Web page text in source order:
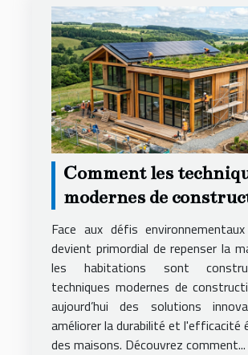
Comment les
modernes de
peuvent augmenter la
durabilité de votre
Face aux défis
devient primordial de repenser la
les habitations sont
techniques modernes de
aujourd’hui des solutions
améliorer la durabilité et l'efficacité
des maisons. Découvrez comment...